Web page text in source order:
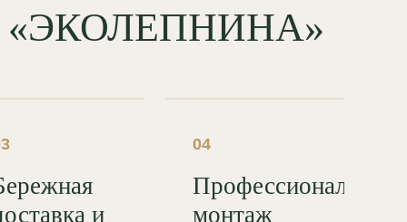
«ЭКОЛЕПНИНА»
и
04
Профессиональный
монтаж